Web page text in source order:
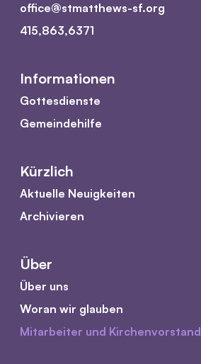
office@stmatthews-sf.org
415,863,6371
Informationen
Gottesdienste
Gemeindehilfe
Kürzlich
Aktuelle Neuigkeiten
Archivieren
Über
Über uns
Woran wir glauben
Mitarbeiter und Kirchenvorstand